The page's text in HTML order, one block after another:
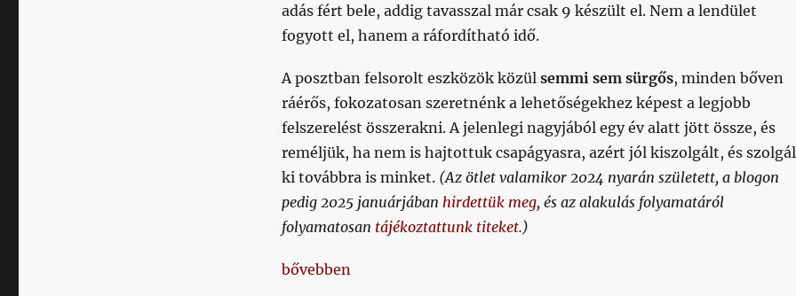
adás fért bele, addig tavasszal már csak 9 készült el. Nem a lendület
fogyott el, hanem a ráfordítható idő.
A posztban felsorolt eszközök közül semmi sem sürgős, minden bőven
ráérős, fokozatosan szeretnénk a lehetőségekhez képest a legjobb
felszerelést összerakni. A jelenlegi nagyjából egy év alatt jött össze, és
reméljük, ha nem is hajtottuk csapágyasra, azért jól kiszolgált, és szolgál
ki továbbra is minket. (Az ötlet valamikor 2024 nyarán született, a blogon
pedig 2025 januárjában hirdettük meg, és az alakulás folyamatáról
folyamatosan tájékoztattunk titeket.)
„Podcast stúdiótechnika és továbblépési lehetőségek”
bővebben